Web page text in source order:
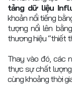
tảng dữ liệu
khoản nổi tiếng
tượng nổi lên
thương hiệu “thiết
Thay vào đó, các
thực sự chất
cùng khoảng thời